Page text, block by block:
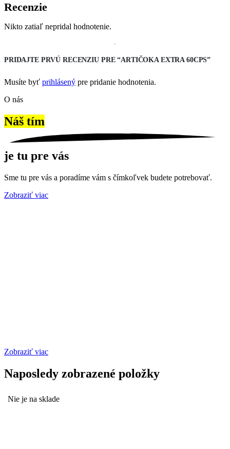
Recenzie
Nikto zatiaľ nepridal hodnotenie.
PRIDAJTE PRVÚ RECENZIU PRE “ARTIČOKA EXTRA 60CPS”
Musíte byť prihlásený pre pridanie hodnotenia.
O nás
Náš tím
je tu pre vás
Sme tu pre vás a poradíme vám s čímkoľvek budete potrebovať.
Zobraziť viac
Zobraziť viac
Naposledy zobrazené položky
Nie je na sklade